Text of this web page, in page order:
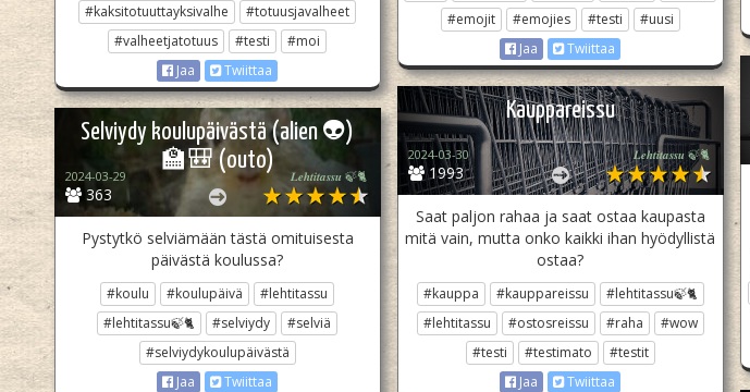
#kaksitotuuttayksivalhe
#totuusjavalheet
#valheetjatotuus
#testi
#moi
Jaa
Twiittaa
#emojit
#emojies #testi
#uusi
Jaa
Twiittaa
Kauppareissu
1993
2024-03-30 𝑳𝒆𝒉𝒕𝒊𝒕𝒂𝒔𝒔𝒖 🍃🐈
Saat paljon rahaa ja saat ostaa kaupasta
mitä vain, mutta onko kaikki ihan hyödyllistä
ostaa?
#kauppa #kauppareissu
#lehtitassu🍃🐈
#lehtitassu
#ostosreissu #raha
#wow
#testi
#testimato
#testit
Jaa
Twiittaa
Selviydy koulupäivästä (alien 👽)
🏫🎒 (outo)
363
2024-03-29 𝑳𝒆𝒉𝒕𝒊𝒕𝒂𝒔𝒔𝒖 🍃🐈
Pystytkö selviämään tästä omituisesta
päivästä koulussa?
#koulu #koulupäivä
#lehtitassu
#lehtitassu🍃🐈
#selviydy
#selviä
#selviydykoulupäivästä
Jaa
Twiittaa